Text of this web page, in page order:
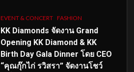
EVENT & CONCERT FASHION
KK Diamonds จัดงาน Grand
Opening KK Diamond & KK
Birth Day Gala Dinner โดย CEO
“คุณกุ๊กไก่ รวิสรา” จัดงานโชว์